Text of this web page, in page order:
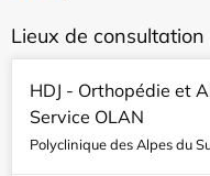
Lieux de consultation
HDJ - Orthopédie et
Service OLAN
Polyclinique des Alpes du